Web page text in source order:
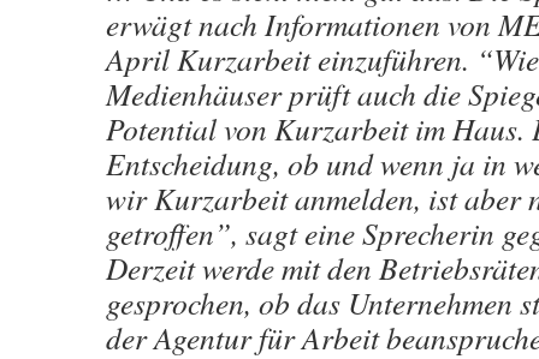
erwägt nach Informationen von
April Kurzarbeit einzuführen.
Medienhäuser prüft auch die
Potential von Kurzarbeit im Haus.
Entscheidung, ob und wenn ja in
wir Kurzarbeit anmelden, ist aber
getroffen”, sagt eine Sprecherin
Derzeit werde mit den
gesprochen, ob das Unternehmen
der Agentur für Arbeit